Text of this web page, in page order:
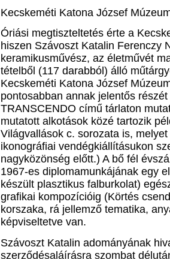
Kecskeméti Katona József
Óriási megtiszteltetés érte a
hiszen Szávoszt Katalin Ferenczy
keramikusművész, az életművét
tételből (117 darabból) álló
Kecskeméti Katona József
pontosabban annak jelentős
TRANSCENDO című tárlaton
mutatott alkotások közé tartozik
Világvallások c. sorozata is,
ikonográfiai vendégkiállításukon
nagyközönség előtt.) A bő fél
1967-es diplomamunkájának egy
készült plasztikus falburkolat)
grafikai kompozícióig (Körtés
korszaka, rá jellemző tematika,
képviseltetve van.
Szávoszt Katalin adományának
szerződésaláírásra szombat